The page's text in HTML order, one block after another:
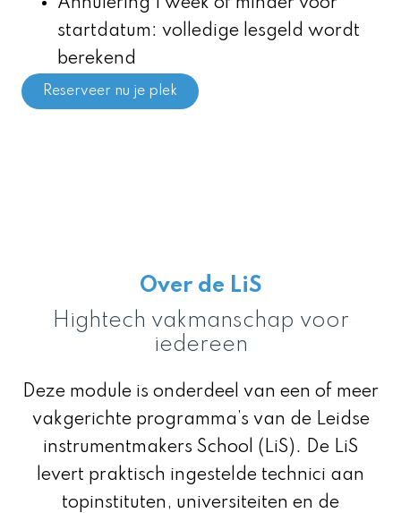
startdatum: volledige lesgeld wordt
berekend
Reserveer nu je plek
Over de LiS
Hightech vakmanschap voor
iedereen
Deze module is onderdeel van een of meer
vakgerichte programma’s van de Leidse
instrumentmakers School (LiS). De LiS
levert praktisch ingestelde technici aan
topinstituten, universiteiten en de